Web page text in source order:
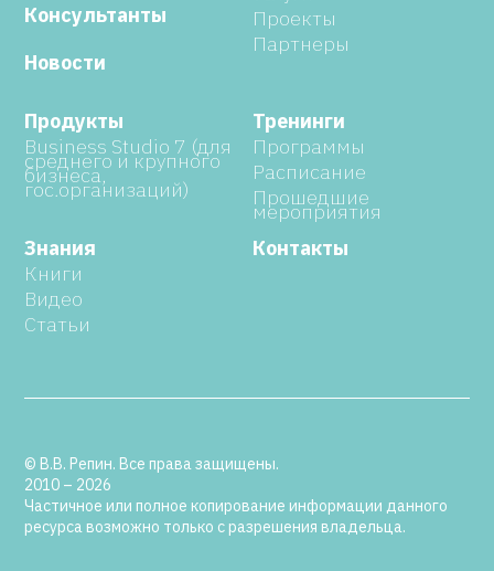
Консультанты
Новости
Проекты
Партнеры
Продукты
Business Studio 7 (для
среднего и крупного
бизнеса,
гос.организаций)
Тренинги
Программы
Расписание
Прошедшие
мероприятия
Знания
Книги
Видео
Статьи
Контакты
© В.В. Репин. Все права защищены.
2010 – 2026
Частичное или полное копирование информации данного
ресурса возможно только с разрешения владельца.